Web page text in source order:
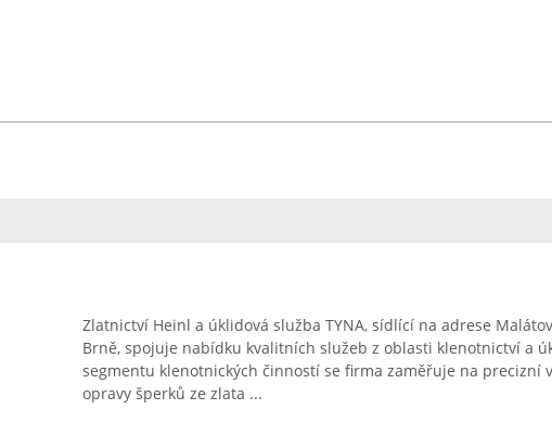
Zlatnictví Heinl a úklidová služba TYNA, sídlící na adrese
Brně, spojuje nabídku kvalitních služeb z oblasti klenotnictví a
segmentu klenotnických činností se firma zaměřuje na precizní
opravy šperků ze zlata ...